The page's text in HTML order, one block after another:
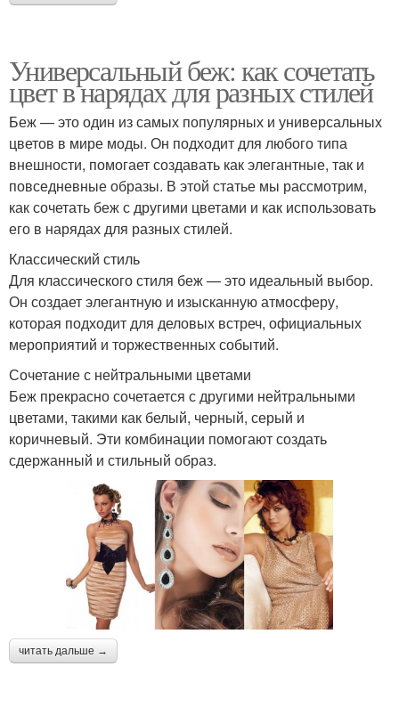
Универсальный беж: как сочетать
цвет в нарядах для разных стилей
Беж — это один из самых популярных и универсальных
цветов в мире моды. Он подходит для любого типа
внешности, помогает создавать как элегантные, так и
повседневные образы. В этой статье мы рассмотрим,
как сочетать беж с другими цветами и как использовать
его в нарядах для разных стилей.
Классический стиль
Для классического стиля беж — это идеальный выбор.
Он создает элегантную и изысканную атмосферу,
которая подходит для деловых встреч, официальных
мероприятий и торжественных событий.
Сочетание с нейтральными цветами
Беж прекрасно сочетается с другими нейтральными
цветами, такими как белый, черный, серый и
коричневый. Эти комбинации помогают создать
сдержанный и стильный образ.
читать дальше →